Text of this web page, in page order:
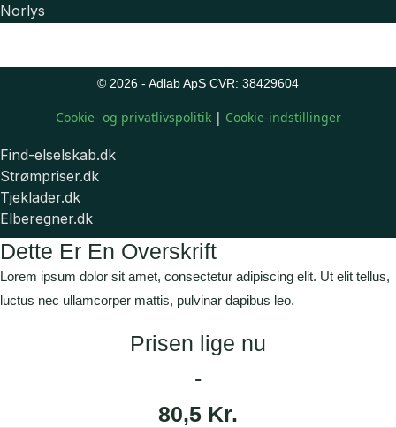
Norlys
© 2026 - Adlab ApS CVR: 38429604
Cookie- og privatlivspolitik| Cookie-indstillinger
Find-elselskab.dk
Strømpriser.dk
Tjeklader.dk
Elberegner.dk
Dette Er En Overskrift
Lorem ipsum dolor sit amet, consectetur adipiscing elit. Ut elit tellus,
luctus nec ullamcorper mattis, pulvinar dapibus leo.
Prisen lige nu
-
80,5 Kr.